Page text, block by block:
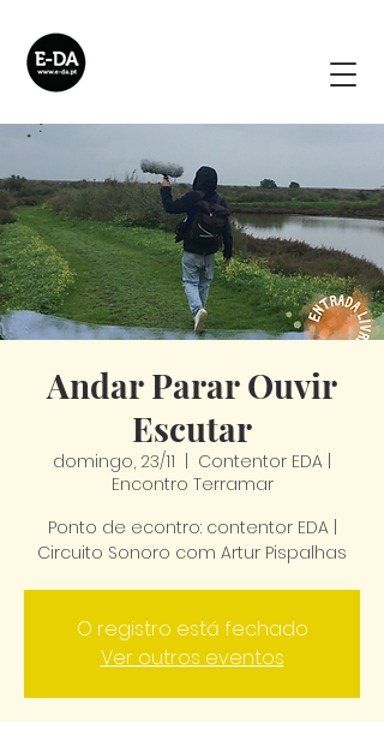
Andar Parar Ouvir
Escutar
domingo, 23/11
Contentor EDA |
Encontro Terramar
Ponto de econtro: contentor EDA |
Circuito Sonoro com Artur Pispalhas
O registro está fechado
Ver outros eventos